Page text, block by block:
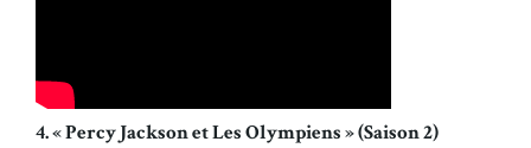
4. « Percy Jackson et Les Olympiens » (Saison 2)